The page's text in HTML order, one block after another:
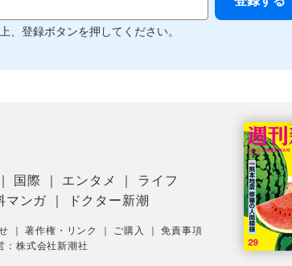
、登録ボタンを押してください。
国際 エンタメ
ライフ
マンガ ドクター新潮
｜著作権・リンク ご購入 ｜免責事項
：株式会社新潮社